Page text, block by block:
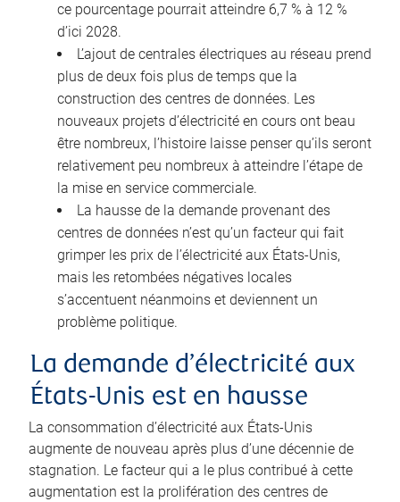
ce pourcentage pourrait atteindre 6,7 % à 12 %
d’ici 2028.
L’ajout de centrales électriques au réseau prend
plus de deux fois plus de temps que la
construction des centres de données. Les
nouveaux projets d’électricité en cours ont beau
être nombreux, l’histoire laisse penser qu’ils seront
relativement peu nombreux à atteindre l’étape de
la mise en service commerciale.
La hausse de la demande provenant des
centres de données n’est qu’un facteur qui fait
grimper les prix de l’électricité aux États-Unis,
mais les retombées négatives locales
s’accentuent néanmoins et deviennent un
problème politique.
La demande d’électricité aux
États-Unis est en hausse
La consommation d’électricité aux États-Unis
augmente de nouveau après plus d’une décennie de
stagnation. Le facteur qui a le plus contribué à cette
augmentation est la prolifération des centres de